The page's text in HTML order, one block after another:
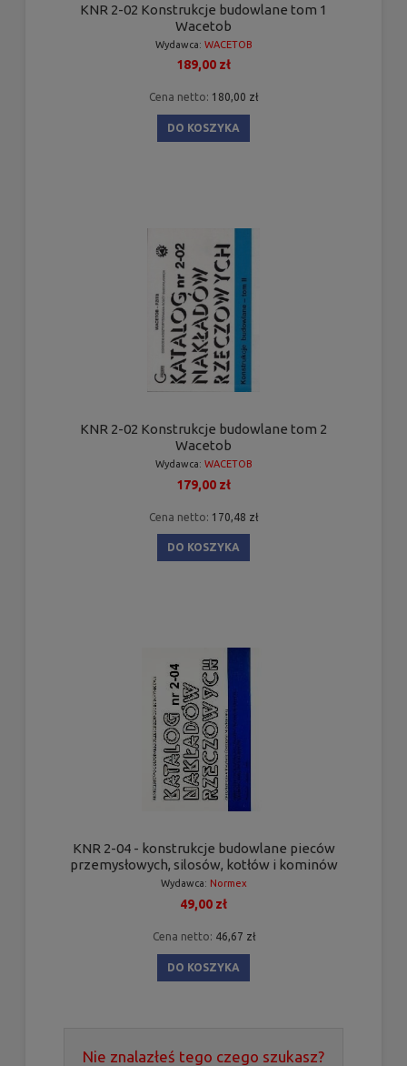
KNR 2-02 Konstrukcje budowlane tom 1
Wacetob
Wydawca: WACETOB
189,00 zł
Cena netto: 180,00 zł
DO KOSZYKA
KNR 2-02 Konstrukcje budowlane tom 2
Wacetob
Wydawca: WACETOB
179,00 zł
Cena netto: 170,48 zł
DO KOSZYKA
KNR 2-04 - konstrukcje budowlane pieców
przemysłowych, silosów, kotłów i kominów
Wydawca: Normex
49,00 zł
Cena netto: 46,67 zł
DO KOSZYKA
Nie znalazłeś tego czego szukasz?